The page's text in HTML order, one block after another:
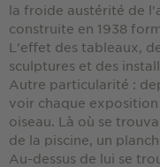
la froide austérité de
construite en 1938
L'effet des tableaux,
sculptures et des
Autre particularité :
voir chaque
oiseau. Là où se
de la piscine, un
Au-dessus de lui se